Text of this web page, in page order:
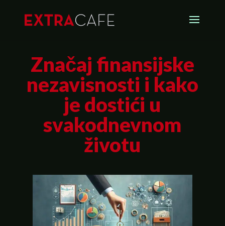
Značaj finansijske
nezavisnosti i kako
je dostići u
svakodnevnom
životu